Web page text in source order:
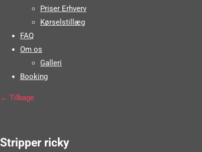
Priser Erhverv
Kørselstillæg
FAQ
Om os
Galleri
Booking
← Tilbage
Stripper ricky